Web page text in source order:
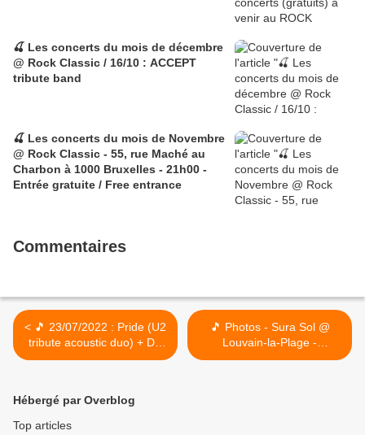
🍒 Les concerts du mois de décembre
@ Rock Classic / 16/10 : ACCEPT
tribute band
🍒 Les concerts du mois de Novembre
@ Rock Classic - 55, rue Maché au
Charbon à 1000 Bruxelles - 21h00 -
Entrée gratuite / Free entrance
Commentaires
< 🎵 23/07/2022 : Pride (U2
tribute acoustic duo) + DC
Snakebuster @ Louvain-la-
du Cinescope)
🎵 Photos - Sura Sol @
Louvain-la-Plage -
14/07/2022 >
Hébergé par Overblog
Top articles